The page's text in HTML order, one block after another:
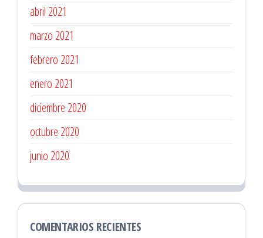
abril 2021
marzo 2021
febrero 2021
enero 2021
diciembre 2020
octubre 2020
junio 2020
COMENTARIOS RECIENTES